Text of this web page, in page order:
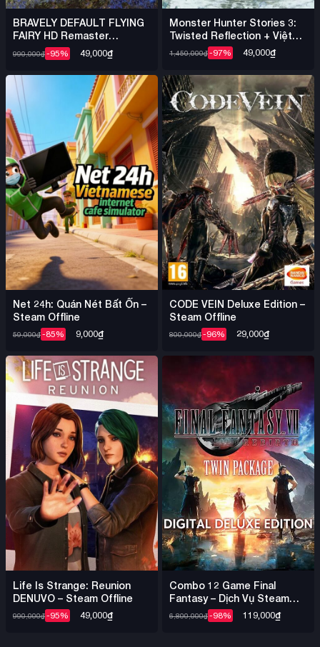
BRAVELY DEFAULT FLYING
FAIRY HD Remaster
DENUVO – Steam Offline
990,000₫-95% 49,000₫
Monster Hunter Stories 3:
Twisted Reflection + Việt
Hóa DENUVO – Steam
1,450,000₫-97% 49,000₫
Net 24h: Quán Nét Bất Ổn –
Steam Offline
59,000₫-85% 9,000₫
CODE VEIN Deluxe Edition –
Steam Offline
800,000₫-96% 29,000₫
Life Is Strange: Reunion
DENUVO – Steam Offline
990,000₫-95% 49,000₫
Combo 12 Game Final
Fantasy – Dịch Vụ Steam
Offline Nhiều Game
6,800,000₫-98% 119,000₫